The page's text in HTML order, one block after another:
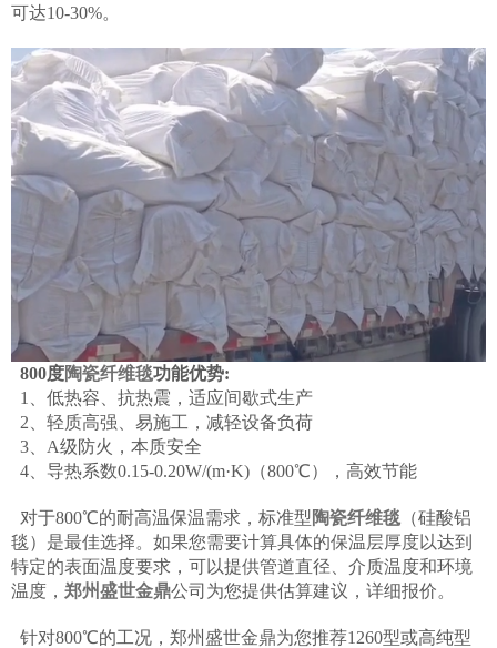
可达10-30%。
800度陶瓷纤维毯功能优势:
1、低热容、抗热震，适应间歇式生产
2、轻质高强、易施工，减轻设备负荷
3、A级防火，本质安全
4、导热系数0.15-0.20W/(m·K)（800℃），高效节能
对于800℃的耐高温保温需求，标准型陶瓷纤维毯 （硅酸铝
毯）是最佳选择。如果您需要计算具体的保温层厚度以达到
特定的表面温度要求，可以提供管道直径、介质温度和环境
温度， 郑州盛世金鼎公司为您提供估算建议，详细报价。
针对800℃的工况，郑州盛世金鼎为您推荐1260型或高纯型